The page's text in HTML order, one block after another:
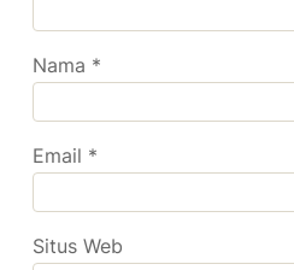
Nama *
Email *
Situs Web